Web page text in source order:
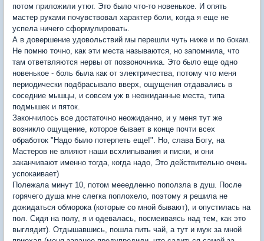
потом приложили утюг. Это было что-то новенькое. И опять
мастер руками почувствовал характер боли, когда я еще не
успела ничего сформулировать.
А в довершение удовольствий мы перешли чуть ниже и по бокам.
Не помню точно, как эти места называются, но запомнила, что
там ответвляются нервы от позвоночника. Это было еще одно
новенькое - боль была как от электричества, потому что меня
периодически подбрасывало вверх, ощущения отдавались в
соседние мышцы, и совсем уж в неожиданные места, типа
подмышек и пяток.
Закончилось все достаточно неожиданно, и у меня тут же
возникло ощущение, которое бывает в конце почти всех
обработок "Надо было потерпеть еще!". Но, слава Богу, на
Мастеров не влияют наши всхлипывания и писки, и они
заканчивают именно тогда, когда надо, Это действительно очень
успокаивает)
Полежала минут 10, потом мееедленно поползла в душ. После
горячего душа мне слегка поплохело, поэтому я решила не
дожидаться обморока (которые со мной бывают), и опустилась на
пол. Сидя на полу, я и одевалась, посмеиваясь над тем, как это
выглядит). Отдышавшись, пошла пить чай, а тут и муж за мной